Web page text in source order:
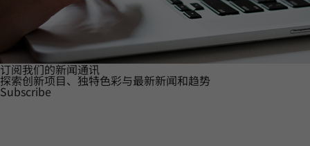
订阅我们的新闻通讯
探索创新项目、独特色彩与最新新闻和趋势
Subscribe